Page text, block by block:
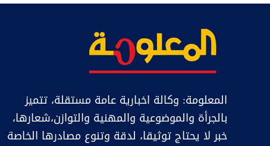
المعلومة: وكالة اخبارية عامة مستقلة، تتميز
بالجرأة والموضوعية والمهنية والتوازن،شعارها،
خبر ﻻ يحتاج توثيقا، لدقة وتنوع مصادرها الخاصة